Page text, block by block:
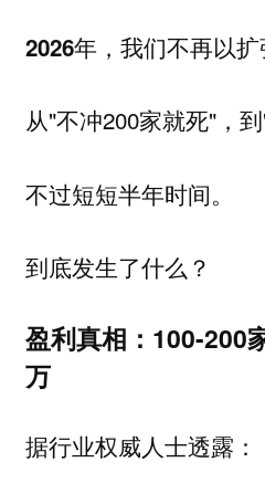
2026年，我们不再以扩
从"不冲200家就死"，
不过短短半年时间。
到底发生了什么？
盈利真相：100-200
万
据行业权威人士透露：